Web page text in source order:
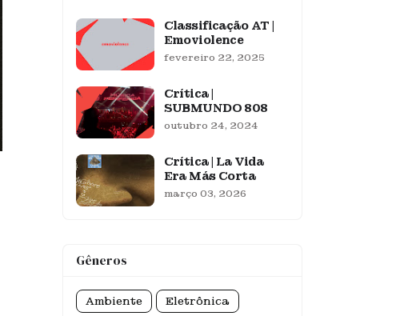
Classificação AT |
Emoviolence
fevereiro 22, 2025
Crítica |
SUBMUNDO 808
outubro 24, 2024
Crítica | La Vida
Era Más Corta
março 03, 2026
Gêneros
Ambiente Eletrônica